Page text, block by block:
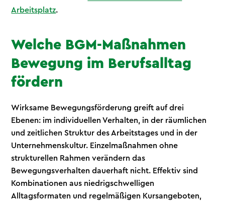
Arbeitsplatz.
Welche BGM-Maßnahmen
Bewegung im Berufsalltag
fördern
Wirksame Bewegungsförderung greift auf drei
Ebenen: im individuellen Verhalten, in der räumlichen
und zeitlichen Struktur des Arbeitstages und in der
Unternehmenskultur. Einzelmaßnahmen ohne
strukturellen Rahmen verändern das
Bewegungsverhalten dauerhaft nicht. Effektiv sind
Kombinationen aus niedrigschwelligen
Alltagsformaten und regelmäßigen Kursangeboten,